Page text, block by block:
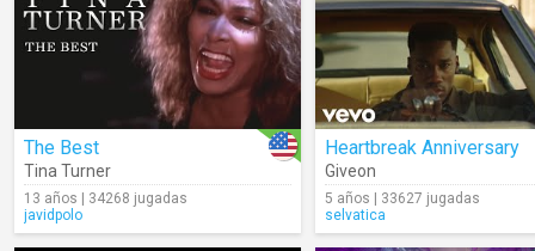
The Best
Tina Turner
13 años | 34268 jugadas
javidpolo
Heartbreak Anniversary
Giveon
5 años | 33627 jugadas
selvatica